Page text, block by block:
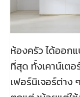
ห้องครัว ได้ออก
ที่สุด ทั้งเคาน์เต
เฟอร์นิเจอร์ต่าง